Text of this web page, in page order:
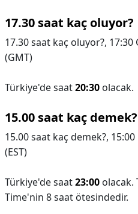
17.30 saat kaç oluyor?
17.30 saat kaç oluyor?, 17:30
(GMT)
Türkiye'de saat20:30 olacak.
15.00 saat kaç demek?
15.00 saat kaç demek?,
(EST)
Türkiye'de saat23:00 olacak.
Time'nin 8 saat ötesindedir.